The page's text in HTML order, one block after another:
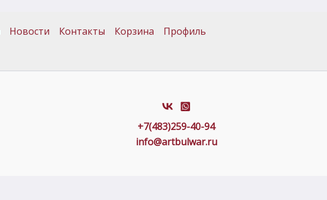
Новости Контакты Корзина Профиль
+7(483)259-40-94
info@artbulwar.ru